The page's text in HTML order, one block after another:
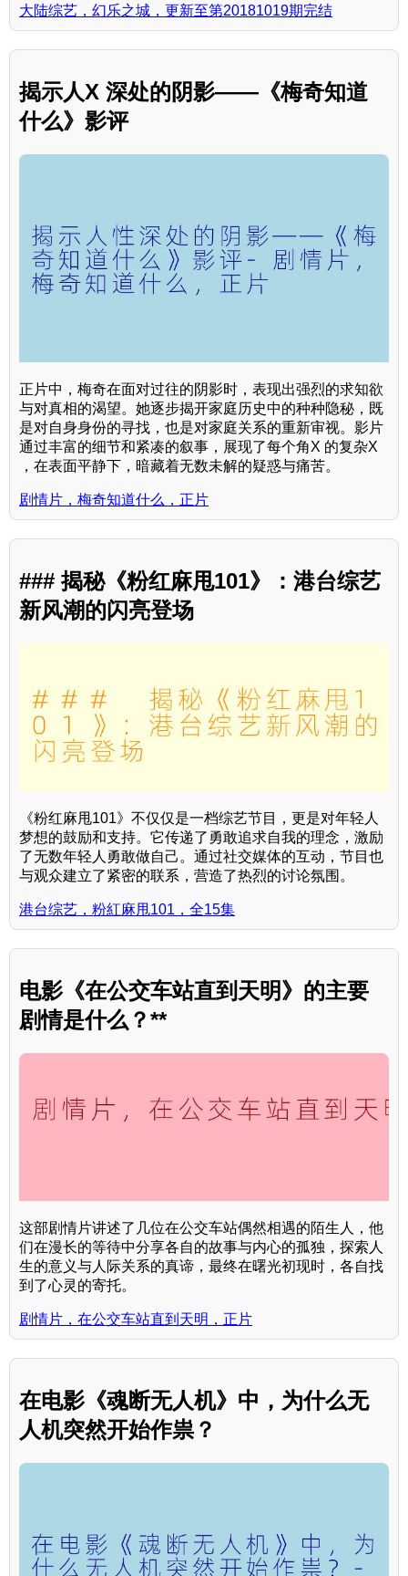
大陆综艺，幻乐之城，更新至第20181019期完结
揭示人X 深处的阴影——《梅奇知道
什么》影评
正片中，梅奇在面对过往的阴影时，表现出强烈的求知欲
与对真相的渴望。她逐步揭开家庭历史中的种种隐秘，既
是对自身身份的寻找，也是对家庭关系的重新审视。影片
通过丰富的细节和紧凑的叙事，展现了每个角X 的复杂X
，在表面平静下，暗藏着无数未解的疑惑与痛苦。
剧情片，梅奇知道什么，正片
### 揭秘《粉红麻甩101》：港台综艺
新风潮的闪亮登场
《粉红麻甩101》不仅仅是一档综艺节目，更是对年轻人
梦想的鼓励和支持。它传递了勇敢追求自我的理念，激励
了无数年轻人勇敢做自己。通过社交媒体的互动，节目也
与观众建立了紧密的联系，营造了热烈的讨论氛围。
港台综艺，粉紅麻甩101，全15集
电影《在公交车站直到天明》的主要
剧情是什么？**
这部剧情片讲述了几位在公交车站偶然相遇的陌生人，他
们在漫长的等待中分享各自的故事与内心的孤独，探索人
生的意义与人际关系的真谛，最终在曙光初现时，各自找
到了心灵的寄托。
剧情片，在公交车站直到天明，正片
在电影《魂断无人机》中，为什么无
人机突然开始作祟？